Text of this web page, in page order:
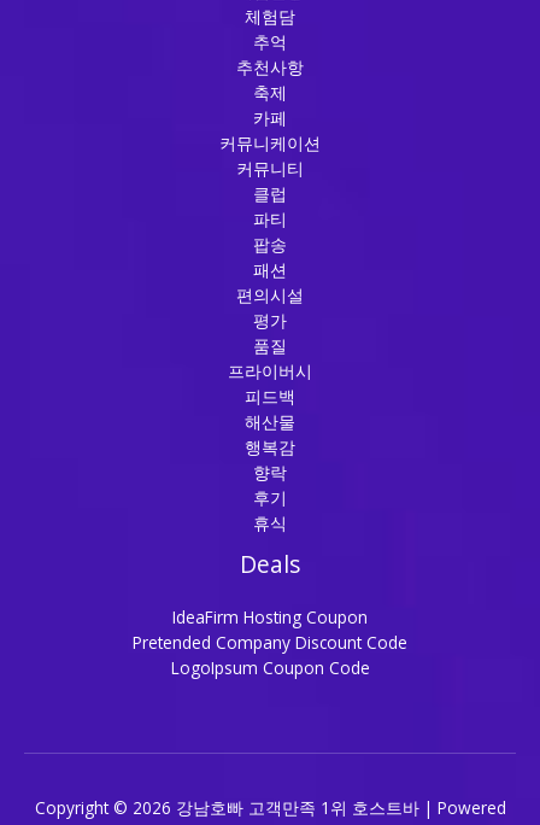
체험담
추억
추천사항
축제
카페
커뮤니케이션
커뮤니티
클럽
파티
팝송
패션
편의시설
평가
품질
프라이버시
피드백
해산물
행복감
향락
후기
휴식
Deals
IdeaFirm Hosting Coupon
Pretended Company Discount Code
LogoIpsum Coupon Code
Copyright © 2026 강남호빠 고객만족 1위 호스트바 | Powered